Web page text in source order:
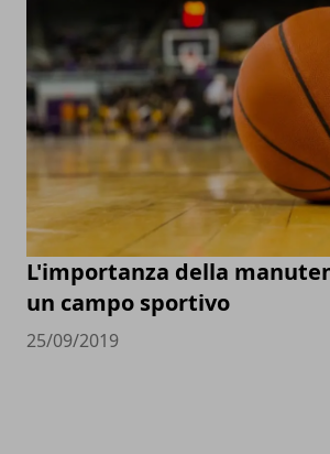
L'importanza della
un campo sportivo
25/09/2019